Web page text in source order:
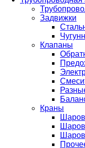
Задвижки
Клапаны
Краны